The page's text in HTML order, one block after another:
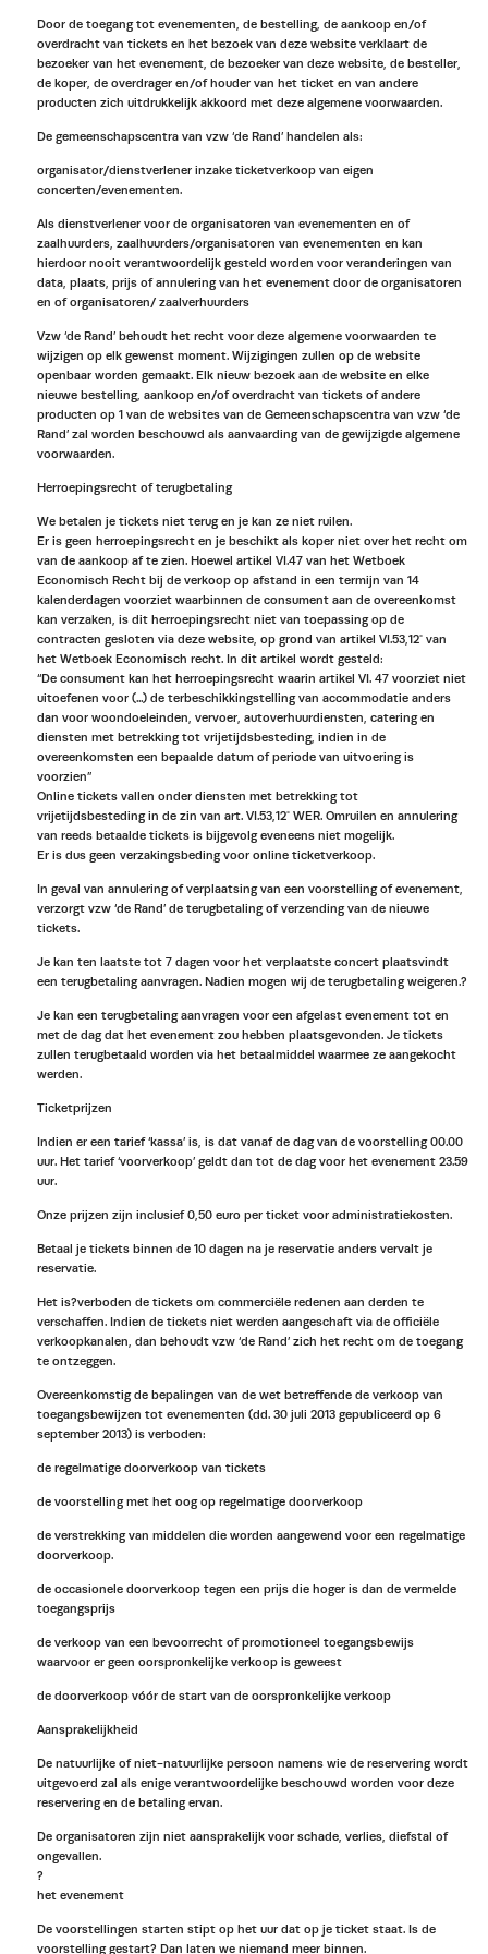
Door de toegang tot evenementen, de bestelling, de aankoop en/of
overdracht van tickets en het bezoek van deze website verklaart de
bezoeker van het evenement, de bezoeker van deze website, de besteller,
de koper, de overdrager en/of houder van het ticket en van andere
producten zich uitdrukkelijk akkoord met deze algemene voorwaarden.
De gemeenschapscentra van vzw ‘de Rand’ handelen als:
organisator/dienstverlener inzake ticketverkoop van eigen
concerten/evenementen.
Als dienstverlener voor de organisatoren van evenementen en of
zaalhuurders, zaalhuurders/organisatoren van evenementen en kan
hierdoor nooit verantwoordelijk gesteld worden voor veranderingen van
data, plaats, prijs of annulering van het evenement door de organisatoren
en of organisatoren/ zaalverhuurders
Vzw ‘de Rand’ behoudt het recht voor deze algemene voorwaarden te
wijzigen op elk gewenst moment. Wijzigingen zullen op de website
openbaar worden gemaakt. Elk nieuw bezoek aan de website en elke
nieuwe bestelling, aankoop en/of overdracht van tickets of andere
producten op 1 van de websites van de Gemeenschapscentra van vzw ‘de
Rand’ zal worden beschouwd als aanvaarding van de gewijzigde algemene
voorwaarden.
Herroepingsrecht of terugbetaling
We betalen je tickets niet terug en je kan ze niet ruilen.
Er is geen herroepingsrecht en je beschikt als koper niet over het recht om
van de aankoop af te zien. Hoewel artikel VI.47 van het Wetboek
Economisch Recht bij de verkoop op afstand in een termijn van 14
kalenderdagen voorziet waarbinnen de consument aan de overeenkomst
kan verzaken, is dit herroepingsrecht niet van toepassing op de
contracten gesloten via deze website, op grond van artikel VI.53,12° van
het Wetboek Economisch recht. In dit artikel wordt gesteld:
“De consument kan het herroepingsrecht waarin artikel VI. 47 voorziet niet
uitoefenen voor (...) de terbeschikkingstelling van accommodatie anders
dan voor woondoeleinden, vervoer, autoverhuurdiensten, catering en
diensten met betrekking tot vrijetijdsbesteding, indien in de
overeenkomsten een bepaalde datum of periode van uitvoering is
voorzien”
Online tickets vallen onder diensten met betrekking tot
vrijetijdsbesteding in de zin van art. VI.53,12° WER. Omruilen en annulering
van reeds betaalde tickets is bijgevolg eveneens niet mogelijk.
Er is dus geen verzakingsbeding voor online ticketverkoop.
In geval van annulering of verplaatsing van een voorstelling of evenement,
verzorgt vzw ‘de Rand’ de terugbetaling of verzending van de nieuwe
tickets.
Je kan ten laatste tot 7 dagen voor het verplaatste concert plaatsvindt
een terugbetaling aanvragen. Nadien mogen wij de terugbetaling weigeren.?
Je kan een terugbetaling aanvragen voor een afgelast evenement tot en
met de dag dat het evenement zou hebben plaatsgevonden. Je tickets
zullen terugbetaald worden via het betaalmiddel waarmee ze aangekocht
werden.
Ticketprijzen
Indien er een tarief ‘kassa’ is, is dat vanaf de dag van de voorstelling 00.00
uur. Het tarief ‘voorverkoop’ geldt dan tot de dag voor het evenement 23.59
uur.
Onze prijzen zijn inclusief 0,50 euro per ticket voor administratiekosten.
Betaal je tickets binnen de 10 dagen na je reservatie anders vervalt je
reservatie.
Het is?verboden de tickets om commerciële redenen aan derden te
verschaffen. Indien de tickets niet werden aangeschaft via de officiële
verkoopkanalen, dan behoudt vzw ‘de Rand’ zich het recht om de toegang
te ontzeggen.
Overeenkomstig de bepalingen van de wet betreffende de verkoop van
toegangsbewijzen tot evenementen (dd. 30 juli 2013 gepubliceerd op 6
september 2013) is verboden:
de regelmatige doorverkoop van tickets
de voorstelling met het oog op regelmatige doorverkoop
de verstrekking van middelen die worden aangewend voor een regelmatige
doorverkoop.
de occasionele doorverkoop tegen een prijs die hoger is dan de vermelde
toegangsprijs
de verkoop van een bevoorrecht of promotioneel toegangsbewijs
waarvoor er geen oorspronkelijke verkoop is geweest
de doorverkoop vóór de start van de oorspronkelijke verkoop
Aansprakelijkheid
De natuurlijke of niet-natuurlijke persoon namens wie de reservering wordt
uitgevoerd zal als enige verantwoordelijke beschouwd worden voor deze
reservering en de betaling ervan.
De organisatoren zijn niet aansprakelijk voor schade, verlies, diefstal of
ongevallen.
?
het evenement
De voorstellingen starten stipt op het uur dat op je ticket staat. Is de
voorstelling gestart? Dan laten we niemand meer binnen.